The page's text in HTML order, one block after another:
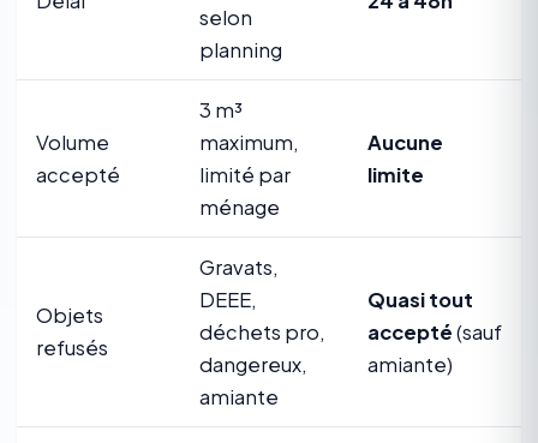
selon
planning
Volume
accepté
3 m³
maximum,
limité par
ménage
Aucune
limite
Objets
refusés
Gravats,
DEEE,
déchets pro,
dangereux,
amiante
Quasi tout
accepté(sauf
amiante)